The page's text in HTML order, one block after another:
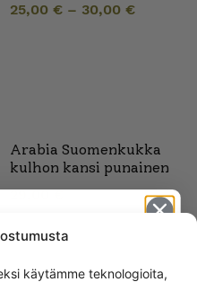
käytämme teknologioita,
25,00 € – 30,00 €
Arabia Suomenkukka
kulhon kansi punainen
29,00€